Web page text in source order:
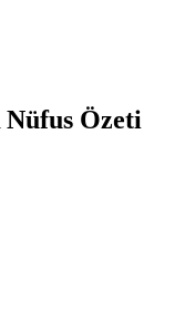
Nüfus Özeti